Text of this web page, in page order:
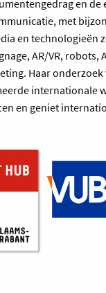
en de
met
en technologieën
AR/VR, robots,
Haar
internationale
en geniet